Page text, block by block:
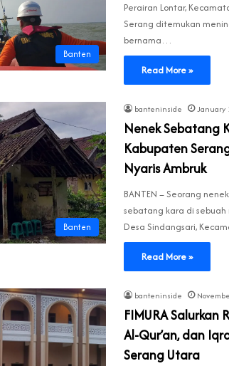
Banten
Perairan Lontar,
Serang ditemukan
bernama…
Read More »
Banten
banteninside January
Nenek Sebatang
Kabupaten
Nyaris Ambruk
BANTEN – Seorang
sebatang kara di sebuah
Desa Sindangsari,
Read More »
banteninside
FIMURA Salurkan
Al-Qur’an, dan
Serang Utara